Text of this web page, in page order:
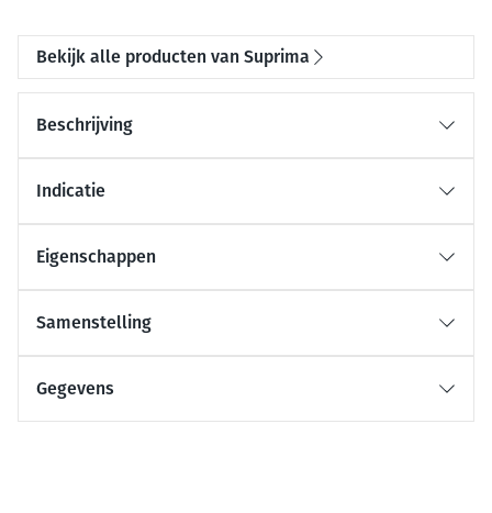
Bekijk alle producten van Suprima
Beschrijving
Indicatie
Eigenschappen
Samenstelling
Gegevens